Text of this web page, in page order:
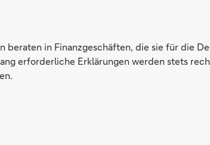
beraten in Finanzgeschäften, die sie für die
erforderliche Erklärungen werden stets